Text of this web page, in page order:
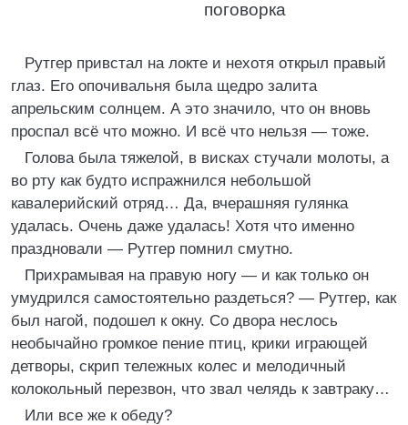
поговорка
Рутгер привстал на локте и нехотя открыл правый
глаз. Его опочивальня была щедро залита
апрельским солнцем. А это значило, что он вновь
проспал всё что можно. И всё что нельзя — тоже.
Голова была тяжелой, в висках стучали молоты, а
во рту как будто испражнился небольшой
кавалерийский отряд… Да, вчерашняя гулянка
удалась. Очень даже удалась! Хотя что именно
праздновали — Рутгер помнил смутно.
Прихрамывая на правую ногу — и как только он
умудрился самостоятельно раздеться? — Рутгер, как
был нагой, подошел к окну. Со двора неслось
необычайно громкое пение птиц, крики играющей
детворы, скрип тележных колес и мелодичный
колокольный перезвон, что звал челядь к завтраку…
Или все же к обеду?